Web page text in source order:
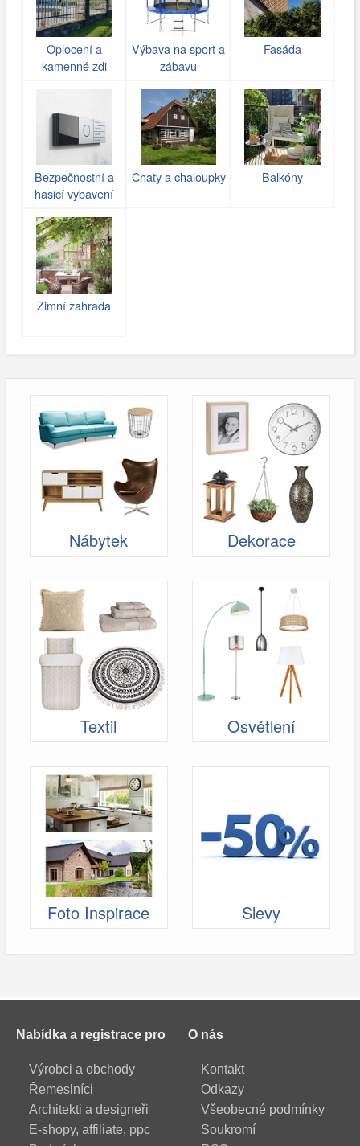
Oplocení a
kamenné zdi
Výbava na sport a
zábavu
Fasáda
Bezpečnostní a
hasicí vybavení
Chaty a chaloupky Balkóny
Zimní zahrada
Nábytek Dekorace
Textil Osvětlení
Foto Inspirace Slevy
Nabídka a registrace pro
Výrobci a obchody
Řemeslníci
Architekti a designeři
E-shopy, affiliate, ppc
O nás
Kontakt
Odkazy
Všeobecné podmínky
Soukromí